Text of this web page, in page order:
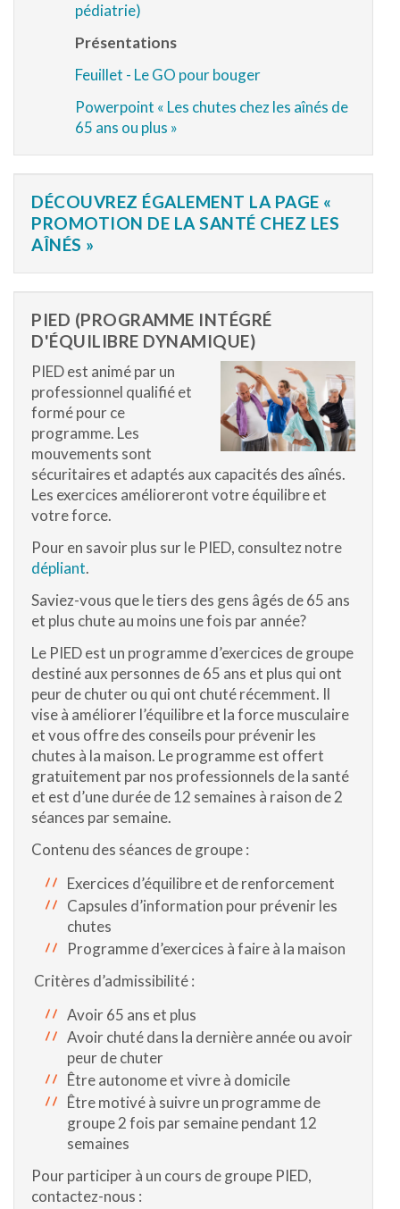
pédiatrie)
Présentations
Feuillet - Le GO pour bouger
Powerpoint « Les chutes chez les aînés de
65 ans ou plus »
DÉCOUVREZ ÉGALEMENT LA PAGE «
PROMOTION DE LA SANTÉ CHEZ LES
AÎNÉS »
PIED (PROGRAMME INTÉGRÉ
D'ÉQUILIBRE DYNAMIQUE)
PIED est animé par un
professionnel qualifié et
formé pour ce
programme. Les
mouvements sont
sécuritaires et adaptés aux capacités des aînés.
Les exercices amélioreront votre équilibre et
votre force.
Pour en savoir plus sur le PIED, consultez notre
dépliant.
Saviez-vous que le tiers des gens âgés de 65 ans
et plus chute au moins une fois par année?
Le PIED est un programme d’exercices de groupe
destiné aux personnes de 65 ans et plus qui ont
peur de chuter ou qui ont chuté récemment. Il
vise à améliorer l’équilibre et la force musculaire
et vous offre des conseils pour prévenir les
chutes à la maison. Le programme est offert
gratuitement par nos professionnels de la santé
et est d’une durée de 12 semaines à raison de 2
séances par semaine.
Contenu des séances de groupe :
Exercices d’équilibre et de renforcement
Capsules d’information pour prévenir les
chutes
Programme d’exercices à faire à la maison
Critères d’admissibilité :
Avoir 65 ans et plus
Avoir chuté dans la dernière année ou avoir
peur de chuter
Être autonome et vivre à domicile
Être motivé à suivre un programme de
groupe 2 fois par semaine pendant 12
semaines
Pour participer à un cours de groupe PIED,
contactez-nous :